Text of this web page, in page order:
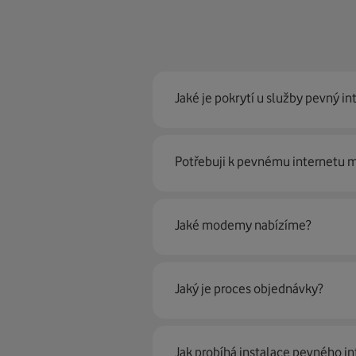
Jaké je pokrytí u služby pevný
Pevný internet můžeme
Potřebuji k pevnému internetu
Ano, potřebujete. Rádi vám ho
poradí naši proškolení prodejci
Jaké modemy nabízíme?
Jaký je proces objednávky?
Krok jedna je určitě ověření
Jak probíhá instalace pevného